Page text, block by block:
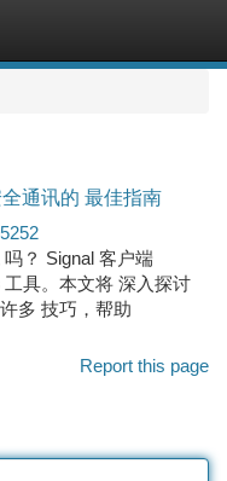
通讯的 最佳指南
？ Signal 客户端
具。本文将 深入探讨
多 技巧，帮助
Report this page